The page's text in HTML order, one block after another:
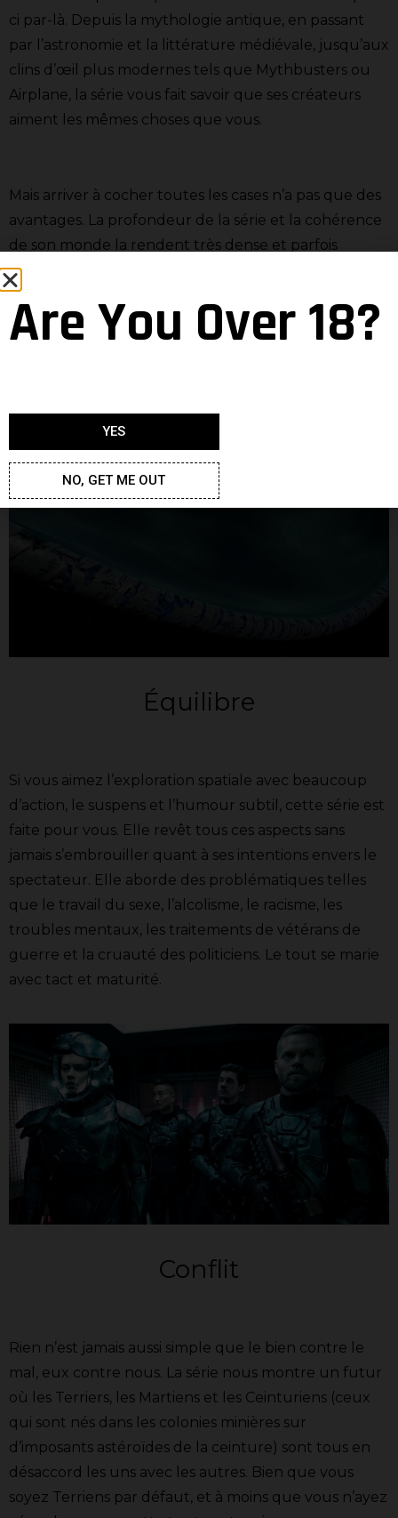
ci par-là. Depuis la mythologie antique, en passant
par l’astronomie et la littérature médiévale, jusqu’aux
clins d’œil plus modernes tels que Mythbusters ou
Airplane, la série vous fait savoir que ses créateurs
aiment les mêmes choses que vous.
Mais arriver à cocher toutes les cases n’a pas que des
avantages. La profondeur de la série et la cohérence
de son monde la rendent très dense et parfois
difficile à suivre. Ce n’est pas le genre de série à
mettre en fond sonore ou à regarder d’un œil
distrait, et elle demande un certain niveau
d’implication pour profiter au mieux du spectacle. Si
Équilibre
Si vous aimez l’exploration spatiale avec beaucoup
d’action, le suspens et l’humour subtil, cette série est
faite pour vous. Elle revêt tous ces aspects sans
jamais s’embrouiller quant à ses intentions envers le
spectateur. Elle aborde des problématiques telles
que le travail du sexe, l’alcolisme, le racisme, les
troubles mentaux, les traitements de vétérans de
guerre et la cruauté des politiciens. Le tout se marie
avec tact et maturité.
Conflit
Rien n’est jamais aussi simple que le bien contre le
mal, eux contre nous. La série nous montre un futur
où les Terriers, les Martiens et les Ceinturiens (ceux
qui sont nés dans les colonies minières sur
d’imposants astéroïdes de la ceinture) sont tous en
désaccord les uns avec les autres. Bien que vous
soyez Terriens par défaut, et à moins que vous n’ayez
Are You Over 18?
YES
NO, GET ME OUT